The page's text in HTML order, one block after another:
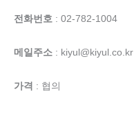
전화번호 : 02-782-1004
메일주소 : kiyul@kiyul.co.kr
가격 : 협의